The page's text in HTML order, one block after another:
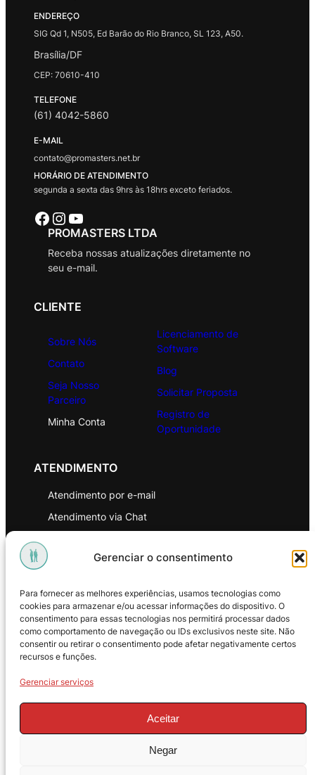
Gerenciar o consentimento
Para fornecer as melhores experiências, usamos tecnologias como
cookies para armazenar e/ou acessar informações do dispositivo. O
consentimento para essas tecnologias nos permitirá processar dados
como comportamento de navegação ou IDs exclusivos neste site. Não
consentir ou retirar o consentimento pode afetar negativamente certos
recursos e funções.
Gerenciar serviços
Aceitar
Negar
ENDEREÇO
SIG Qd 1, N505, Ed Barão do Rio Branco, SL 123, A50.
Brasília/DF
CEP: 70610-410
TELEFONE
(61) 4042-5860
E-MAIL
contato@promasters.net.br
HORÁRIO DE ATENDIMENTO
segunda a sexta das 9hrs às 18hrs exceto feriados.
Facebook Instagram Youtube
PROMASTERS LTDA
Receba nossas atualizações diretamente no
seu e-mail.
CLIENTE
Sobre Nós
Contato
Seja Nosso
Parceiro
Minha Conta
Licenciamento de
Software
Blog
Solicitar Proposta
Registro de
Oportunidade
ATENDIMENTO
Atendimento por e-mail
Atendimento via Chat
Política de Privacidade
Política de Troca e Devoluções
Política de Reembolso